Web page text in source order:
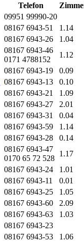
Telefon
09951 99990-20
08167 6943-51 1.14
08167 6943-26 1.04
08167 6943-46
0171 4788152
1.12
08167 6943-19 0.09
08167 6943-13 0.10
08167 6943-21 1.09
08167 6943-27 2.01
08167 6943-31 0.04
08167 6943-59 1.14
08167 6943-28 0.14
08167 6943-47
0170 65 72 528
1.17
08167 6943-24 1.01
08167 6943-11 0.01
08167 6943-25 1.05
08167 6943-60 2.09
08167 6943-63 1.03
08167 6943-23
08167 6943-53 1.06